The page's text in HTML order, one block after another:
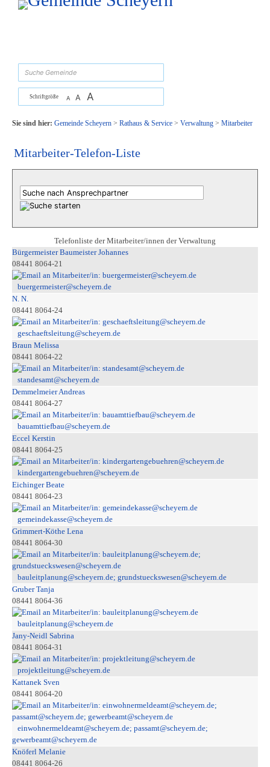
Zum Inhalt, zur Navigationoder zur Startseite springen.
Schriftgröße A A A
Sie sind hier: Gemeinde Scheyern> Rathaus & Service> Verwaltung> Mitarbeiter
Mitarbeiter-Telefon-Liste
Telefonliste der Mitarbeiter/innen der Verwaltung
Bürgermeister Baumeister Johannes
08441 8064-21
buergermeister@scheyern.de
N. N.
08441 8064-24
geschaeftsleitung@scheyern.de
Braun Melissa
08441 8064-22
standesamt@scheyern.de
Demmelmeier Andreas
08441 8064-27
bauamttiefbau@scheyern.de
Eccel Kerstin
08441 8064-25
kindergartengebuehren@scheyern.de
Eichinger Beate
08441 8064-23
gemeindekasse@scheyern.de
Grimmert-Köthe Lena
08441 8064-30
bauleitplanung@scheyern.de; grundstueckswesen@scheyern.de
Gruber Tanja
08441 8064-36
bauleitplanung@scheyern.de
Jany-Neidl Sabrina
08441 8064-31
projektleitung@scheyern.de
Kattanek Sven
08441 8064-20
einwohnermeldeamt@scheyern.de; passamt@scheyern.de;
gewerbeamt@scheyern.de
Knöferl Melanie
08441 8064-26